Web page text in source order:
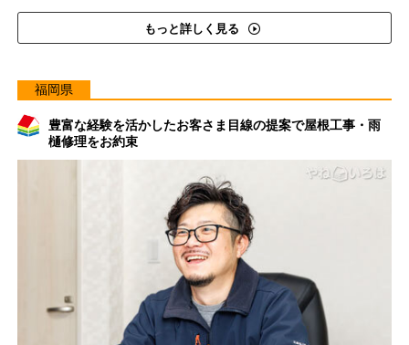
もっと詳しく見る
福岡県
豊富な経験を活かしたお客さま目線の提案で屋根工事・雨
樋修理をお約束